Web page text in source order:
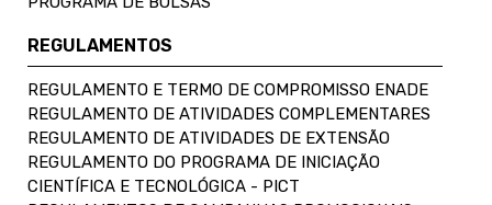
REGULAMENTOS
REGULAMENTO E TERMO DE COMPROMISSO ENADE
REGULAMENTO DE ATIVIDADES COMPLEMENTARES
REGULAMENTO DE ATIVIDADES DE EXTENSÃO
REGULAMENTO DO PROGRAMA DE INICIAÇÃO
CIENTÍFICA E TECNOLÓGICA - PICT